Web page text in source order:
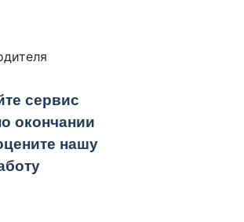
сервис
окончании
нашу